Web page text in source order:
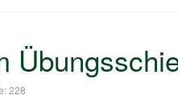
228